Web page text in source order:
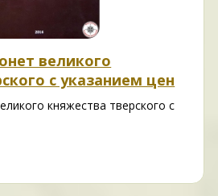
великого
с указанием цен
княжества тверского с